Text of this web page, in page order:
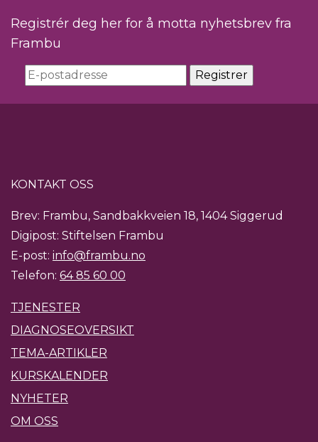
Registrér deg her for å motta nyhetsbrev fra
Frambu
KONTAKT OSS
Brev: Frambu, Sandbakkveien 18, 1404 Siggerud
Digipost: Stiftelsen Frambu
E-post: info@frambu.no
Telefon: 64 85 60 00
TJENESTER
DIAGNOSEOVERSIKT
TEMA-ARTIKLER
KURSKALENDER
NYHETER
OM OSS